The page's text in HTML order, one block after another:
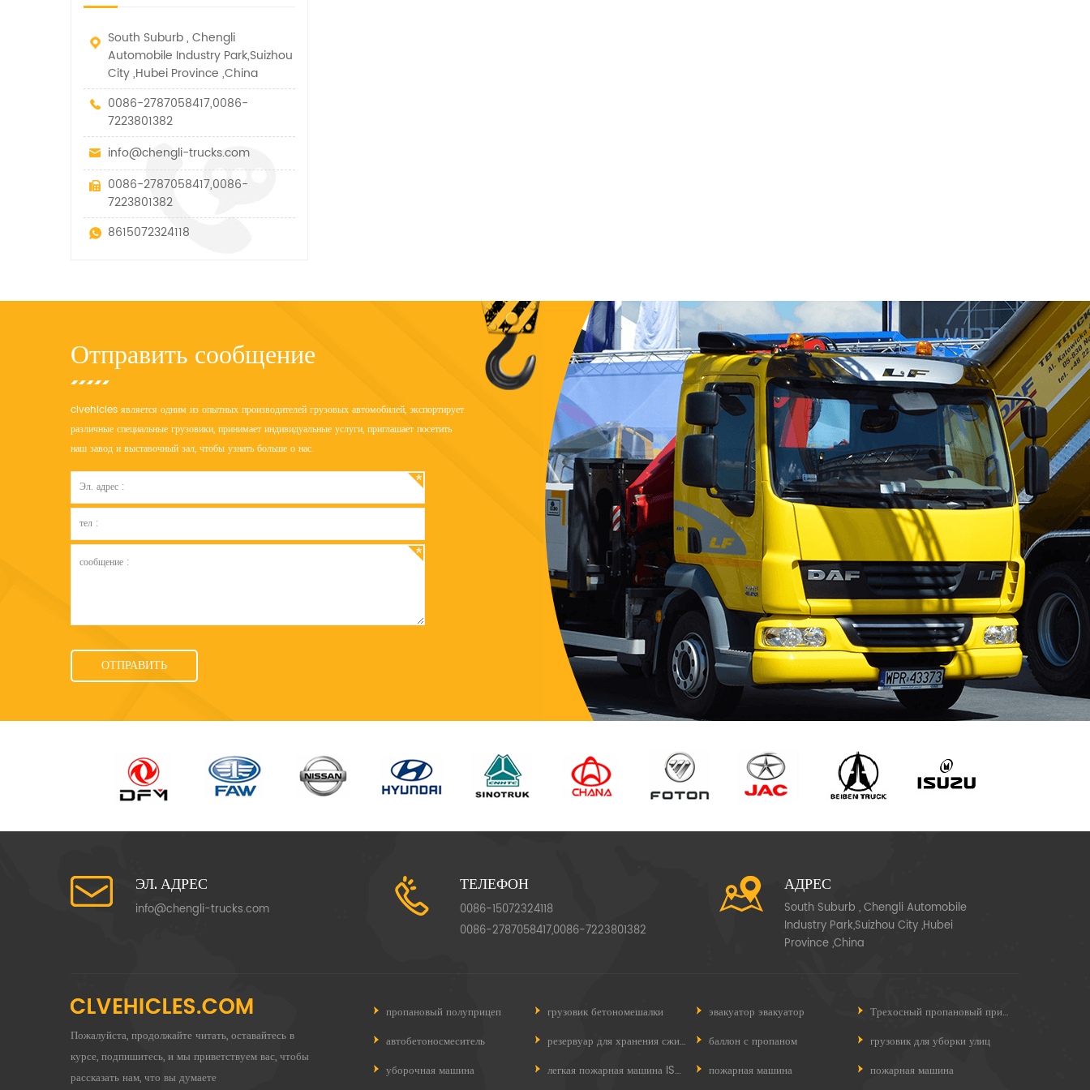
параметров этого вида
South Suburb , Chengli
Automobile Industry Park,Suizhou
City ,Hubei Province ,China
0086-2787058417,0086-
7223801382
info@chengli-trucks.com
0086-2787058417,0086-
7223801382
8615072324118
Отправить сообщение
clvehicles является одним из опытных производителей грузовых автомобилей, экспортирует
различные специальные грузовики, принимает индивидуальные услуги, приглашает посетить
наш завод и выставочный зал, чтобы узнать больше о нас.
ЭЛ. АДРЕС
info@chengli-trucks.com
ТЕЛЕФОН
0086-15072324118
0086-2787058417,0086-7223801382
АДРЕС
South Suburb , Chengli Automobile
Industry Park,Suizhou City ,Hubei
Province ,China
Пожалуйста, продолжайте читать, оставайтесь в
курсе, подпишитесь, и мы приветствуем вас, чтобы
рассказать нам, что вы думаете
пропановый полуприцеп грузовик бетономешалки эвакуатор эвакуатор
Трехосный пропановый прицеп
автобетоносмеситель
резервуар для хранения сжиженного нефтяного газа баллон с пропаном
грузовик для уборки улиц
уборочная машина
легкая пожарная машина ISUZU пожарная машина пожарная машина